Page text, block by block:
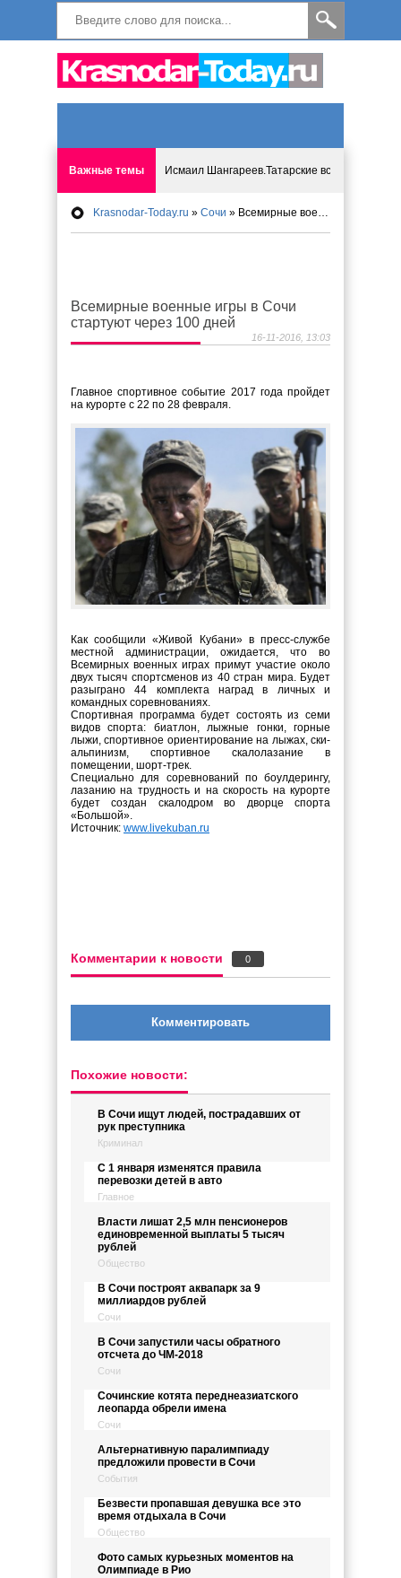
Важные темы Исмаил Шангареев.Татарские встречи на
Программа «Мир без слёз» впервые в Анапе:
Исмагил Шангареев. В поисках внутренней
Krasnodar-Today.ru » Сочи » Всемирные военные игры в Сочи стартуют через 100 дней
Всемирные военные игры в Сочи
стартуют через 100 дней
16-11-2016, 13:03
Главное спортивное событие 2017 года пройдет
на курорте с 22 по 28 февраля.
Как сообщили «Живой Кубани» в пресс-службе
местной администрации, ожидается, что во
Всемирных военных играх примут участие около
двух тысяч спортсменов из 40 стран мира. Будет
разыграно 44 комплекта наград в личных и
командных соревнованиях.
Спортивная программа будет состоять из семи
видов спорта: биатлон, лыжные гонки, горные
лыжи, спортивное ориентирование на лыжах, ски-
альпинизм, спортивное скалолазание в
помещении, шорт-трек.
Специально для соревнований по боулдерингу,
лазанию на трудность и на скорость на курорте
будет создан скалодром во дворце спорта
«Большой».
Источник: www.livekuban.ru
Комментарии к новости 0
Комментировать
Похожие новости:
В Сочи ищут людей, пострадавших от
рук преступника
Криминал
С 1 января изменятся правила
перевозки детей в авто
Главное
Власти лишат 2,5 млн пенсионеров
единовременной выплаты 5 тысяч
рублей
Общество
В Сочи построят аквапарк за 9
миллиардов рублей
Сочи
В Сочи запустили часы обратного
отсчета до ЧМ-2018
Сочи
Сочинские котята переднеазиатского
леопарда обрели имена
Сочи
Альтернативную паралимпиаду
предложили провести в Сочи
События
Безвести пропавшая девушка все это
время отдыхала в Сочи
Общество
Фото самых курьезных моментов на
Олимпиаде в Рио